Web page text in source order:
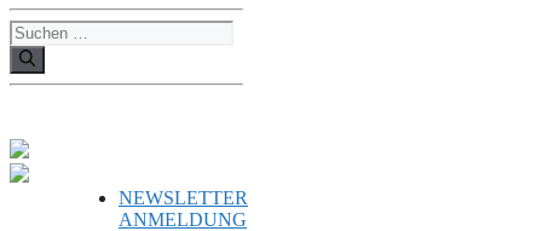
Suchen
nach:
NEWSLETTER
ANMELDUNG